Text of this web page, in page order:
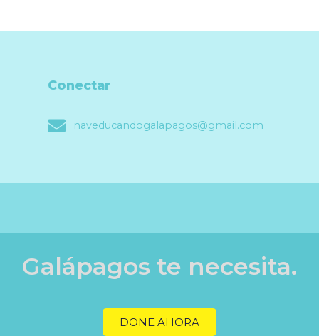
Conectar
naveducandogalapagos@gmail.com
Galápagos te necesita.
DONE AHORA